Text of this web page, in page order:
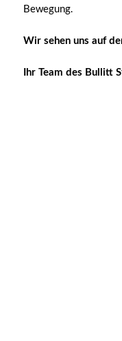
Bewegung.
Wir sehen uns auf
Ihr Team des Bullitt